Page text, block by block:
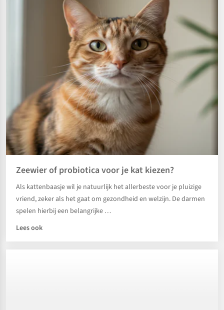
Zeewier of probiotica voor je kat kiezen?
Als kattenbaasje wil je natuurlijk het allerbeste voor je pluizige
vriend, zeker als het gaat om gezondheid en welzijn. De darmen
spelen hierbij een belangrijke …
Lees ook